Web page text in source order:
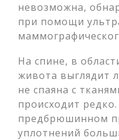
невозможна,
при помощи
На спине, в
живота выглядит
не спаяна с
происходит
предбрюшинном
уплотнений